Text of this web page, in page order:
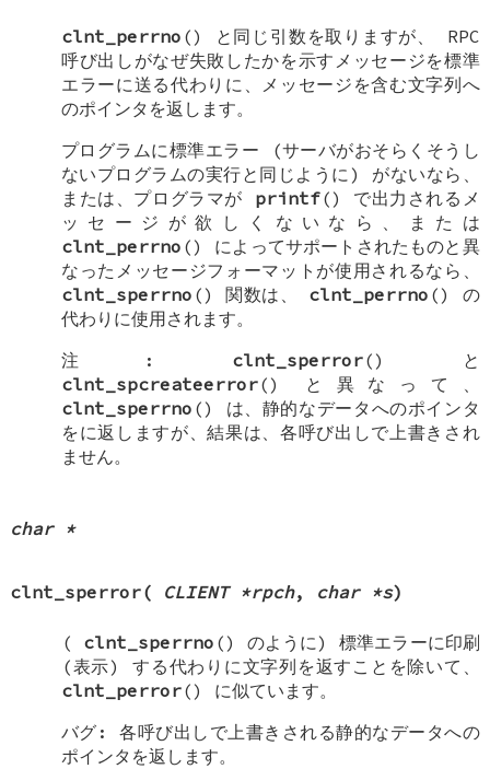
clnt_perrno () と同じ引数を取りますが、 RPC
呼び出しがなぜ失敗したかを示すメッセージを標準
エラーに送る代わりに、メッセージを含む文字列へ
のポインタを返します。
プログラムに標準エラー (サーバがおそらくそうし
ないプログラムの実行と同じように) がないなら、
または、プログラマが printf() で出力されるメ
ッセージが欲しくないなら、または
clnt_perrno () によってサポートされたものと異
なったメッセージフォーマットが使用されるなら、
clnt_sperrno () 関数は、 clnt_perrno () の
代わりに使用されます。
注: clnt_sperror() と
clnt_spcreateerror() と異なって、
clnt_sperrno () は、静的なデータへのポインタ
をに返しますが、結果は、各呼び出しで上書きされ
ません。
char *
clnt_sperror( CLIENT *rpch, char *s)
( clnt_sperrno () のように) 標準エラーに印刷
(表示) する代わりに文字列を返すことを除いて、
clnt_perror() に似ています。
バグ: 各呼び出しで上書きされる静的なデータへの
ポインタを返します。